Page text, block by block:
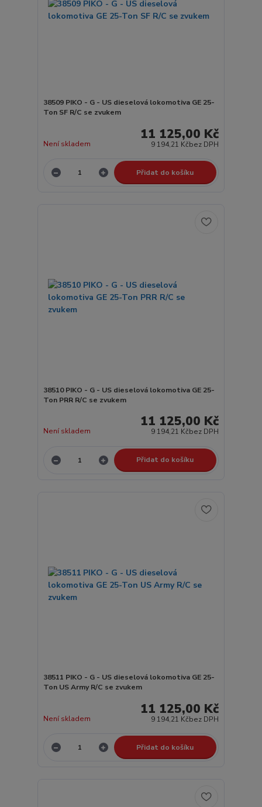
38509 PIKO - G - US dieselová lokomotiva GE 25-
Ton SF R/C se zvukem
11 125,00 Kč
9 194,21 Kčbez DPH
Není skladem
Přidat do košíku
38510 PIKO - G - US dieselová lokomotiva GE 25-
Ton PRR R/C se zvukem
11 125,00 Kč
9 194,21 Kčbez DPH
Není skladem
Přidat do košíku
38511 PIKO - G - US dieselová lokomotiva GE 25-
Ton US Army R/C se zvukem
11 125,00 Kč
9 194,21 Kčbez DPH
Není skladem
Přidat do košíku